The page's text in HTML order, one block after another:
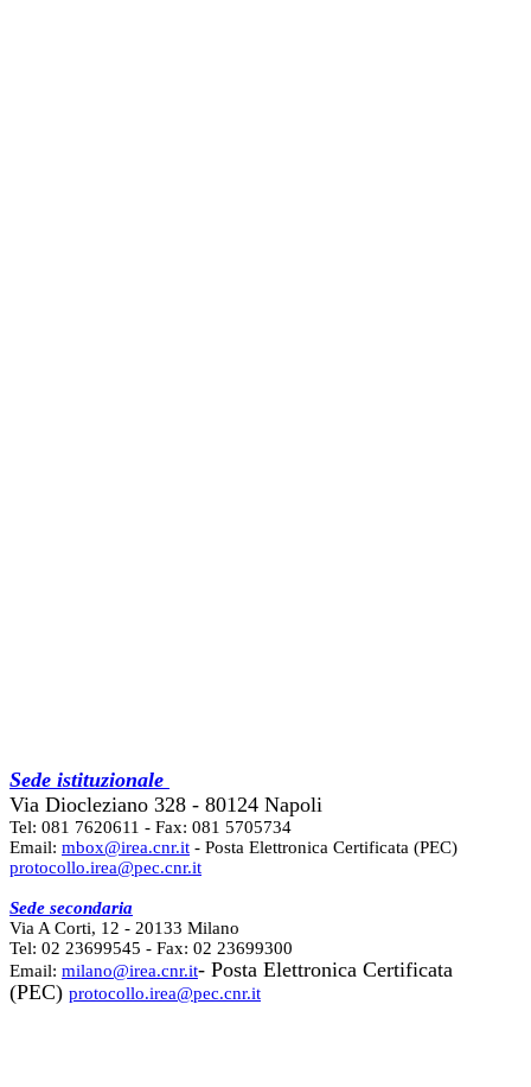
Sede istituzionale
Via Diocleziano 328 - 80124 Napoli
Tel: 081 7620611 - Fax: 081 5705734
Email: mbox@irea.cnr.it - Posta Elettronica Certificata (PEC)
protocollo.irea@pec.cnr.it
Sede secondaria
Via A Corti, 12 - 20133 Milano
Tel: 02 23699545 - Fax: 02 23699300
Email: milano@irea.cnr.it- Posta Elettronica Certificata
(PEC) protocollo.irea@pec.cnr.it